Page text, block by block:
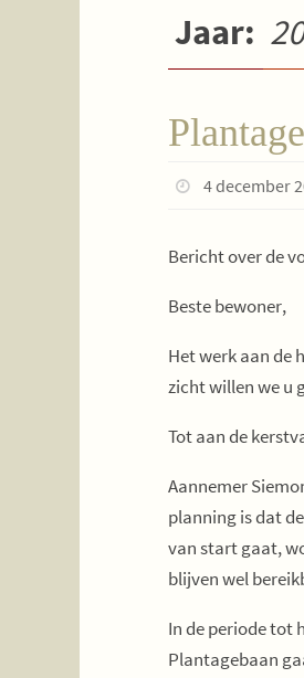
Jaar:
4 december
Bericht over de
Beste bewoner,
Het werk aan de
zicht willen we u
Totaan de
Aannemer
planning is dat
van start gaat,
blijven wel
In de periode tot
Plantagebaan